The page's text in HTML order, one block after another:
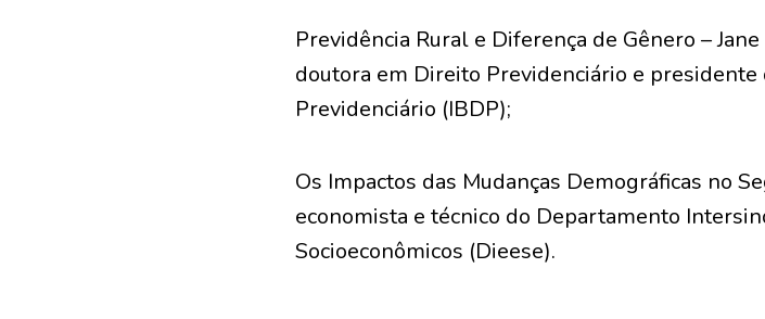
Previdência Rural e Diferença de Gênero –
doutora em Direito Previdenciário e
Previdenciário (IBDP);
Os Impactos das Mudanças Demográficas no
economista e técnico do Departamento
Socioeconômicos (Dieese).